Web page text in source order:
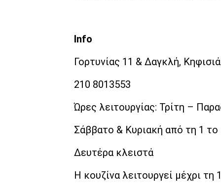
Info
Γορτυνίας 11 & Δαγκλή, Κηφισιά
210 8013553
Ώρες λειτουργίας: Τρίτη –
Σάββατο & Κυριακή από τη 1 το
Δευτέρα κλειστά
H κουζίνα λειτουργεί μέχρι τη